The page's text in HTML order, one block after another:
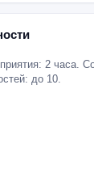
2 часа.
до 10.